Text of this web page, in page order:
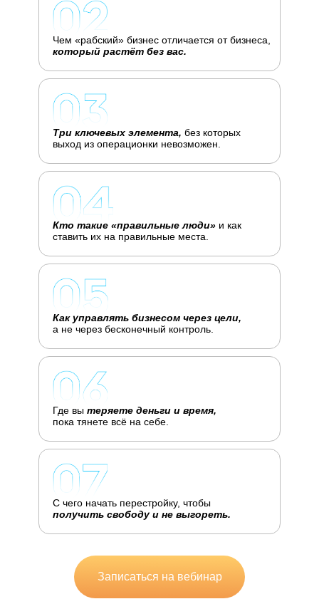
Записаться на вебинар
С чего начать перестройку, чтобы
получить свободу и не выгореть.
Где вы теряете деньги и время,
пока тянете всё на себе.
Как управлять бизнесом через цели,
а не через бесконечный контроль.
Кто такие «правильные люди» и как
ставить их на правильные места.
Три ключевых элемента, без которых
выход из операционки невозможен.
Чем «рабский» бизнес отличается от бизнеса,
который растёт без вас.